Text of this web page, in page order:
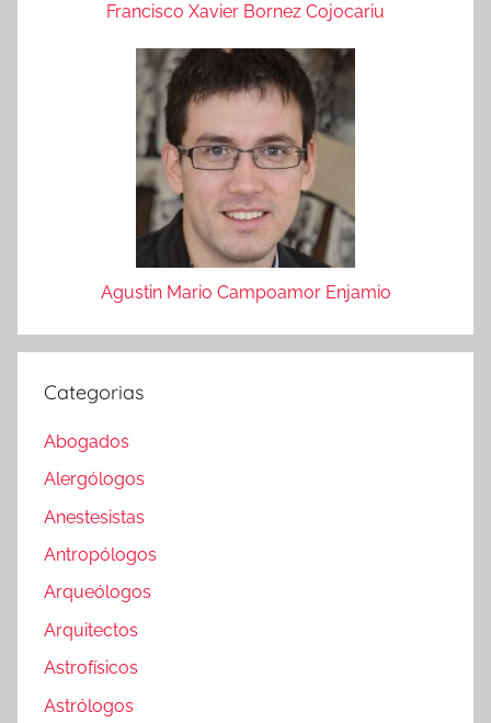
Francisco Xavier Bornez Cojocariu
Agustin Mario Campoamor Enjamio
Categorias
Abogados
Alergólogos
Anestesistas
Antropólogos
Arqueólogos
Arquitectos
Astrofísicos
Astrólogos